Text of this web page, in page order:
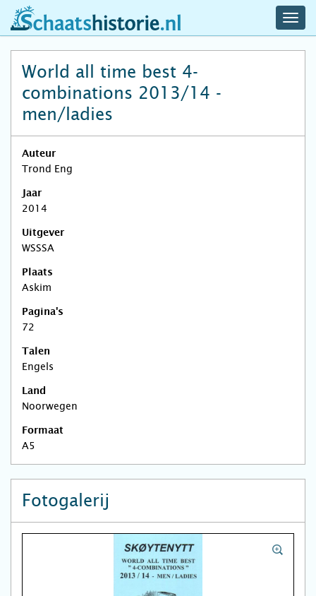
schaatshistorie.nl
World all time best 4-
combinations 2013/14 -
men/ladies
Auteur
Trond Eng
Jaar
2014
Uitgever
WSSSA
Plaats
Askim
Pagina's
72
Talen
Engels
Land
Noorwegen
Formaat
A5
Fotogalerij